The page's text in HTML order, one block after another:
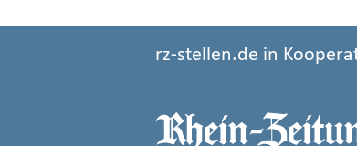
rz-stellen.de in